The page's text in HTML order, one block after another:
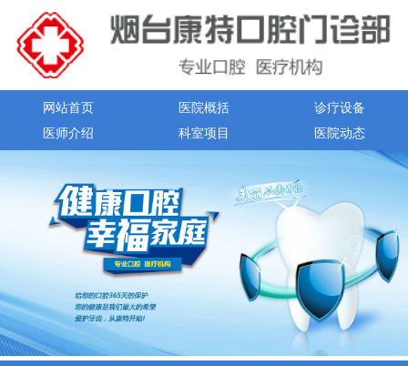
网站首页 医院概括
诊疗设备
医师介绍
科室项目 医院动态